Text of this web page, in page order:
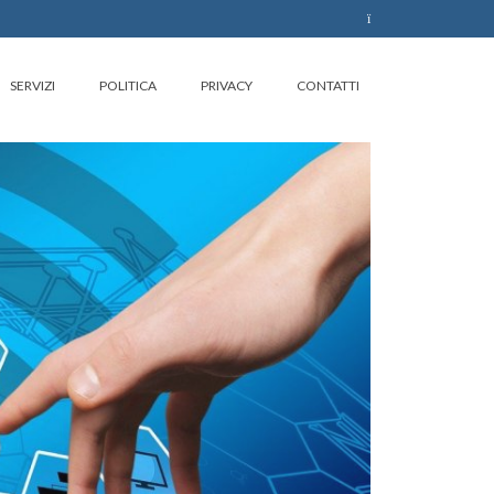
SERVIZI POLITICA PRIVACY CONTATTI